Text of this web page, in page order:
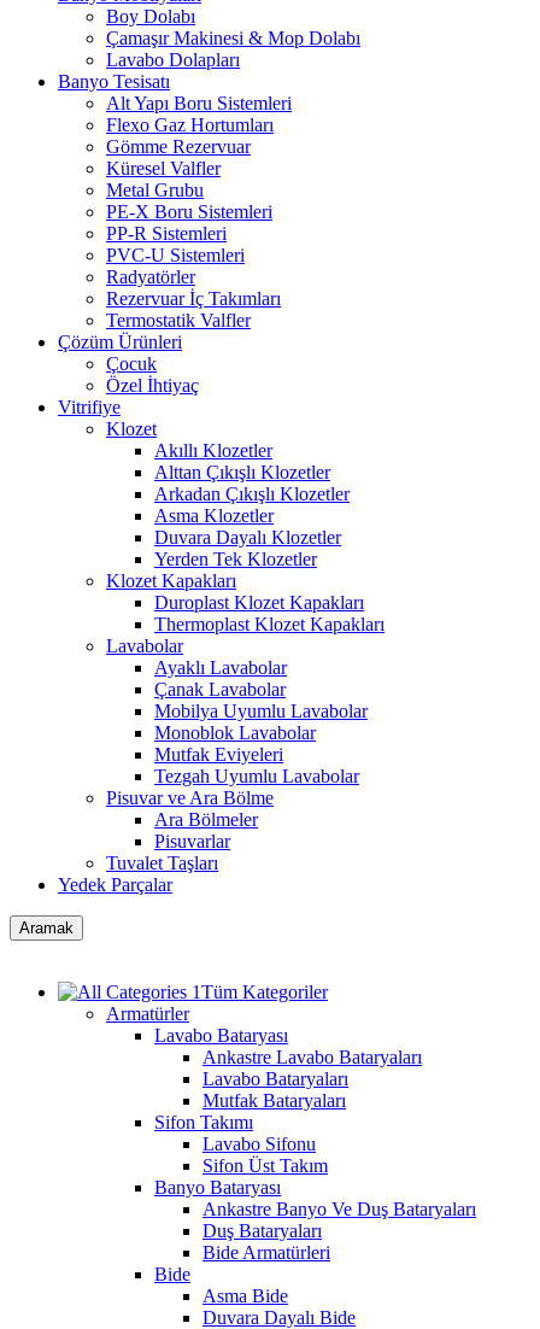
Boy Dolabı
Çamaşır Makinesi & Mop Dolabı
Lavabo Dolapları
Banyo Tesisatı
Alt Yapı Boru Sistemleri
Flexo Gaz Hortumları
Gömme Rezervuar
Küresel Valfler
Metal Grubu
PE-X Boru Sistemleri
PP-R Sistemleri
PVC-U Sistemleri
Radyatörler
Rezervuar İç Takımları
Termostatik Valfler
Çözüm Ürünleri
Çocuk
Özel İhtiyaç
Vitrifiye
Klozet
Akıllı Klozetler
Alttan Çıkışlı Klozetler
Arkadan Çıkışlı Klozetler
Asma Klozetler
Duvara Dayalı Klozetler
Yerden Tek Klozetler
Klozet Kapakları
Duroplast Klozet Kapakları
Thermoplast Klozet Kapakları
Lavabolar
Ayaklı Lavabolar
Çanak Lavabolar
Mobilya Uyumlu Lavabolar
Monoblok Lavabolar
Mutfak Eviyeleri
Tezgah Uyumlu Lavabolar
Pisuvar ve Ara Bölme
Ara Bölmeler
Pisuvarlar
Tuvalet Taşları
Yedek Parçalar
Aramak
Tüm Kategoriler
Armatürler
Lavabo Bataryası
Ankastre Lavabo Bataryaları
Lavabo Bataryaları
Mutfak Bataryaları
Sifon Takımı
Lavabo Sifonu
Sifon Üst Takım
Banyo Bataryası
Ankastre Banyo Ve Duş Bataryaları
Duş Bataryaları
Bide Armatürleri
Bide
Asma Bide
Duvara Dayalı Bide